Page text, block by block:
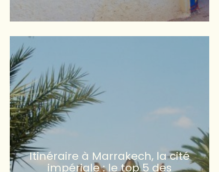
Itinéraire à Marrakech, la cité
impériale : le top 5 des